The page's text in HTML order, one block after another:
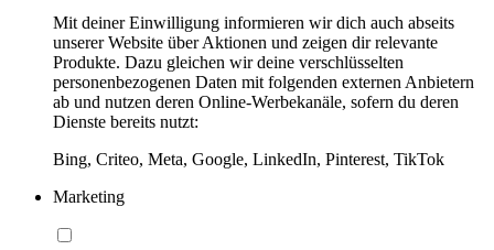
Mit deiner Einwilligung informieren wir dich auch abseits
unserer Website über Aktionen und zeigen dir relevante
Produkte. Dazu gleichen wir deine verschlüsselten
personenbezogenen Daten mit folgenden externen Anbietern
ab und nutzen deren Online-Werbekanäle, sofern du deren
Dienste bereits nutzt:
Bing, Criteo, Meta, Google, LinkedIn, Pinterest, TikTok
Marketing